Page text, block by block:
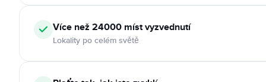
Více než 24000 míst vyzvednutí
Lokality po celém světě